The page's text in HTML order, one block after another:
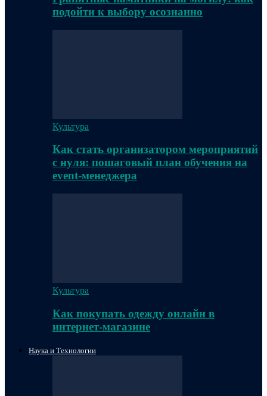
подойти к выбору осознанно
Культура
Как стать организатором мероприятий
с нуля: пошаговый план обучения на
event-менеджера
Культура
Как покупать одежду онлайн в
интернет-магазине
Наука и Технологии